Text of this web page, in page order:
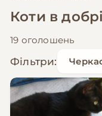
Коти в
19 оголошень
Фільтри: